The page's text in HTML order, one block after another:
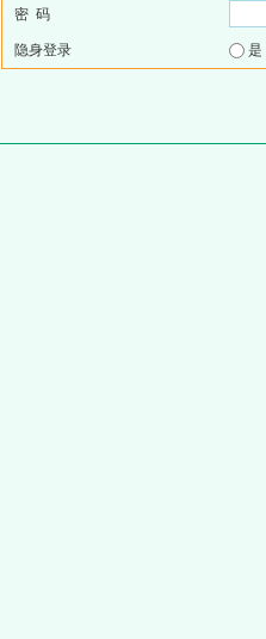
密 码
隐身登录